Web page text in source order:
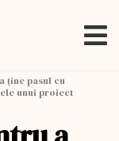
ține pasul cu
unui proiect